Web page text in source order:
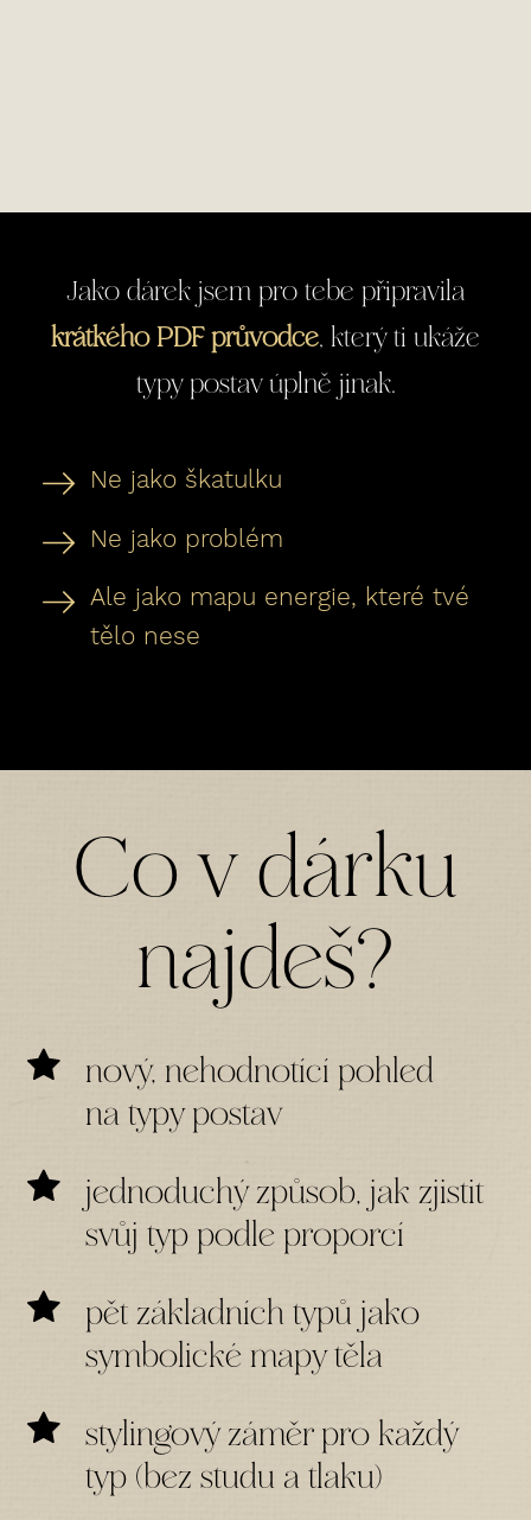
Jako dárek jsem pro tebe připravila
krátkého PDF průvodce, který ti ukáže
typy postav úplně jinak.
Ne jako škatulku
Ne jako problém
Ale jako mapu energie, které tvé
tělo nese
Co v dárku
najdeš?
nový, nehodnotící pohled
na typy postav
jednoduchý způsob, jak zjistit
svůj typ podle proporcí
pět základních typů jako
symbolické mapy těla
stylingový záměr pro každý
typ (bez studu a tlaku)